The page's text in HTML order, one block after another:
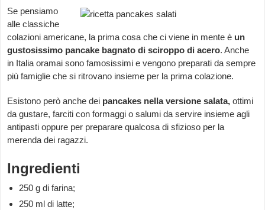
Se pensiamo
alle classiche
colazioni americane, la prima cosa che ci viene in mente è un
gustosissimo pancake bagnato di sciroppo di acero. Anche
in Italia oramai sono famosissimi e vengono preparati da sempre
più famiglie che si ritrovano insieme per la prima colazione.
Esistono però anche dei pancakes nella versione salata, ottimi
da gustare, farciti con formaggi o salumi da servire insieme agli
antipasti oppure per preparare qualcosa di sfizioso per la
merenda dei ragazzi.
Ingredienti
250 g di farina;
250 ml di latte;